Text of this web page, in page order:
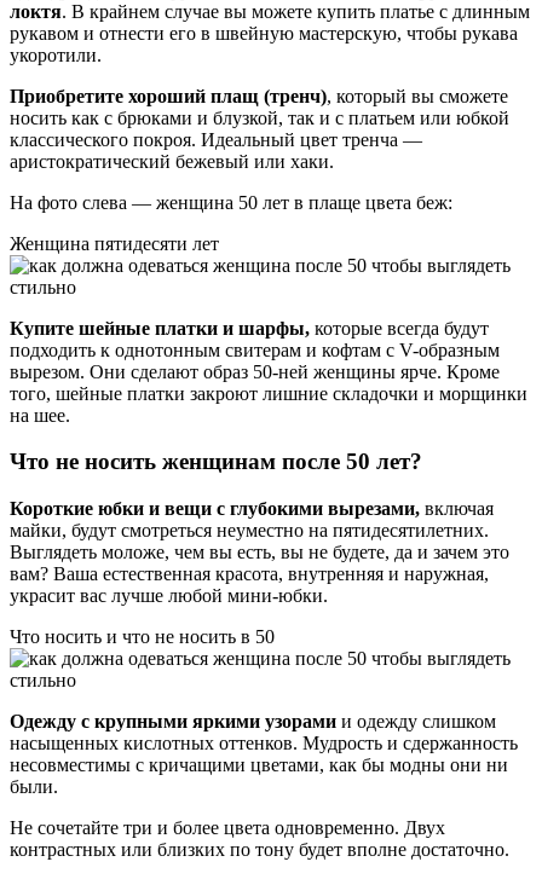
локтя. В крайнем случае вы можете купить платье с длинным
рукавом и отнести его в швейную мастерскую, чтобы рукава
укоротили.
Приобретите хороший плащ (тренч), который вы сможете
носить как с брюками и блузкой, так и с платьем или юбкой
классического покроя. Идеальный цвет тренча —
аристократический бежевый или хаки.
На фото слева — женщина 50 лет в плаще цвета беж:
Женщина пятидесяти лет
Купите шейные платки и шарфы, которые всегда будут
подходить к однотонным свитерам и кофтам с V-образным
вырезом. Они сделают образ 50-ней женщины ярче. Кроме
того, шейные платки закроют лишние складочки и морщинки
на шее.
Что не носить женщинам после 50 лет?
Короткие юбки и вещи с глубокими вырезами, включая
майки, будут смотреться неуместно на пятидесятилетних.
Выглядеть моложе, чем вы есть, вы не будете, да и зачем это
вам? Ваша естественная красота, внутренняя и наружная,
украсит вас лучше любой мини-юбки.
Что носить и что не носить в 50
Одежду с крупными яркими узорами и одежду слишком
насыщенных кислотных оттенков. Мудрость и сдержанность
несовместимы с кричащими цветами, как бы модны они ни
были.
Не сочетайте три и более цвета одновременно. Двух
контрастных или близких по тону будет вполне достаточно.